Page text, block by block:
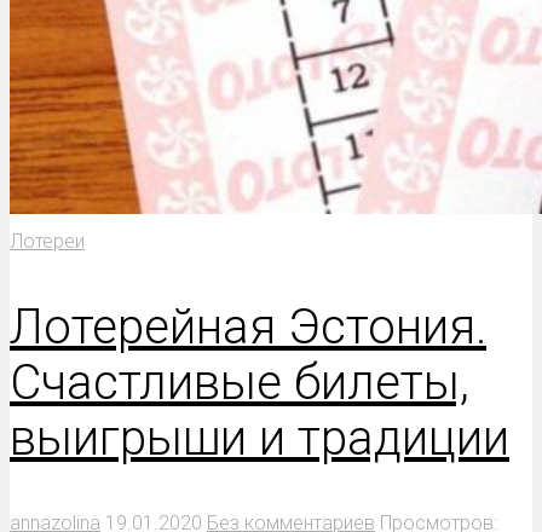
Лотереи
Лотерейная Эстония.
Счастливые билеты,
выигрыши и традиции
annazolina 19.01.2020 Без комментариев Просмотров: